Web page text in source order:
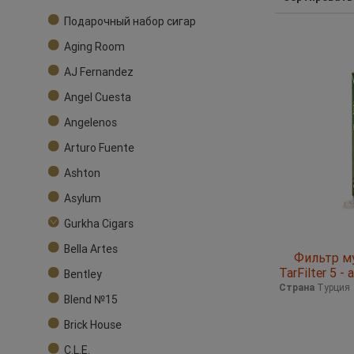
Подарочный набор сигар
Aging Room
AJ Fernandez
Angel Cuesta
Angelenos
Arturo Fuente
Ashton
Asylum
Gurkha Cigars
Bella Artes
Bentley
Blend №15
Brick House
C.L.E.
Фильтр
TarFilter 5 -
Страна Турция